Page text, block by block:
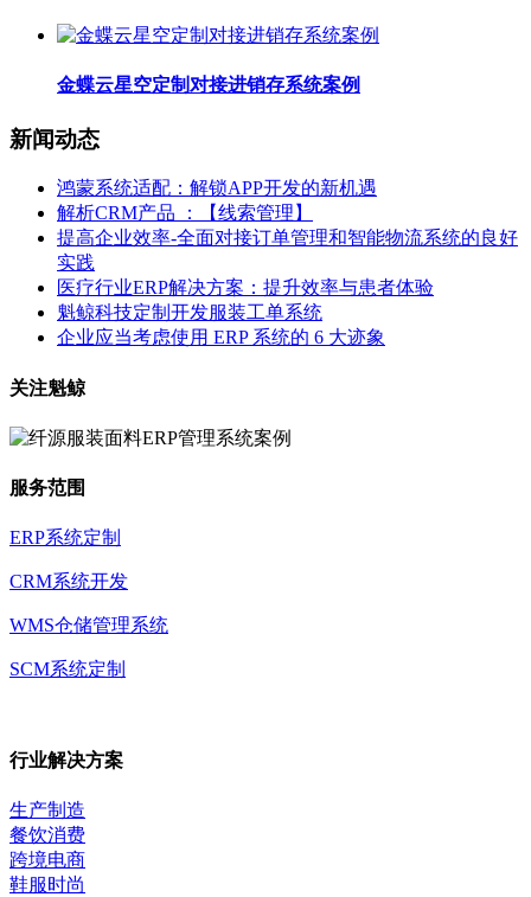
金蝶云星空定制对接进销存系统案例
新闻动态
鸿蒙系统适配：解锁APP开发的新机遇
解析CRM产品 ：【线索管理】
提高企业效率-全面对接订单管理和智能物流系统的良好
实践
医疗行业ERP解决方案：提升效率与患者体验
魁鲸科技定制开发服装工单系统
企业应当考虑使用 ERP 系统的 6 大迹象
关注魁鲸
服务范围
ERP系统定制
CRM系统开发
WMS仓储管理系统
SCM系统定制
行业解决方案
生产制造
餐饮消费
跨境电商
鞋服时尚